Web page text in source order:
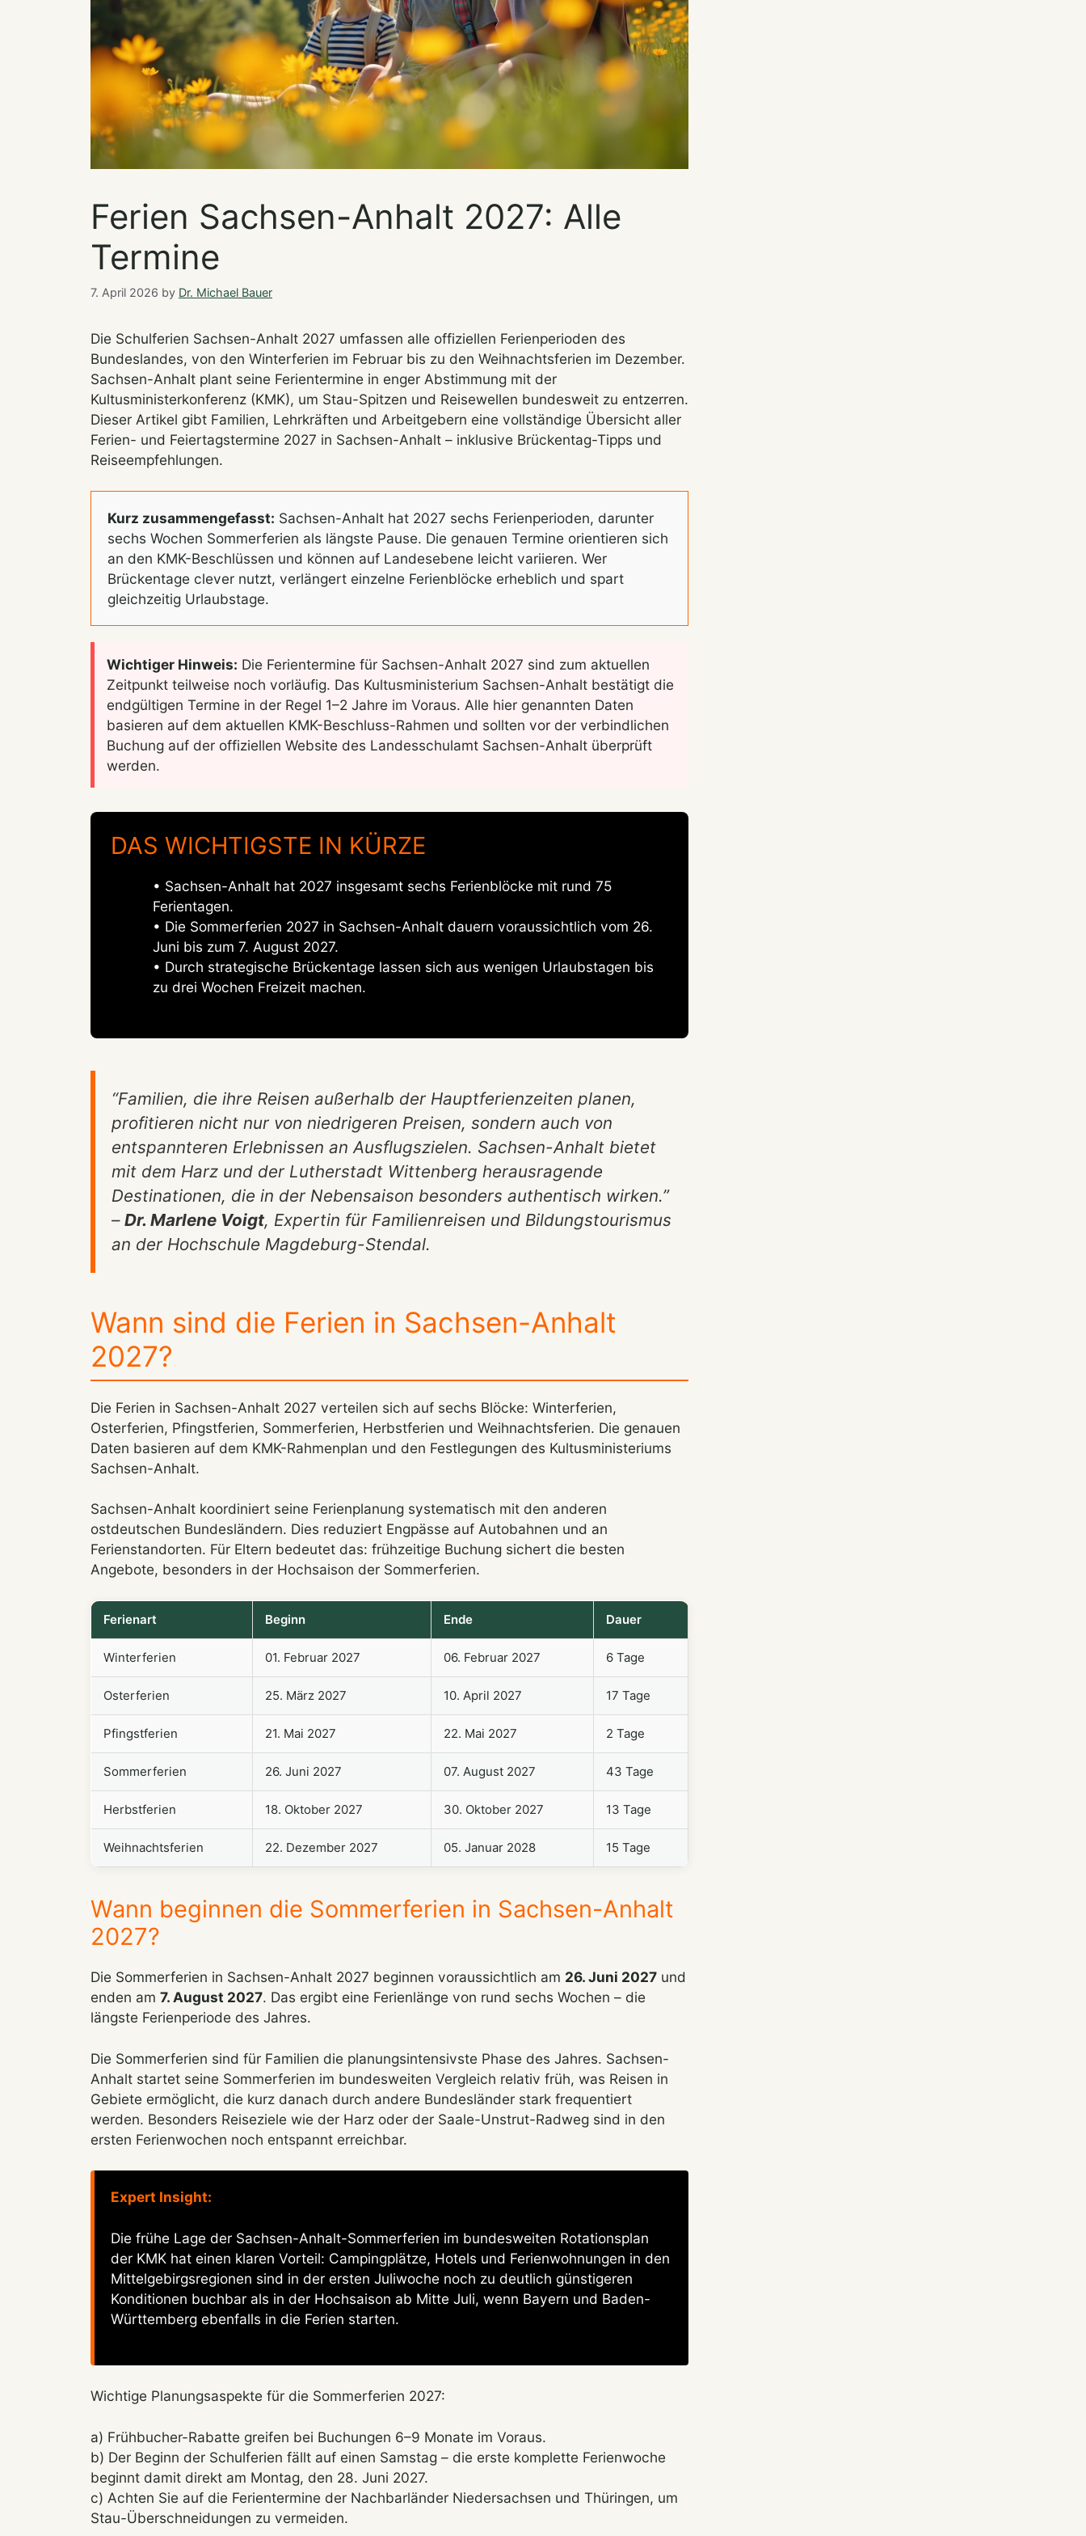
Ferien Sachsen-Anhalt 2027: Alle
Termine
7. April 2026 by Dr. Michael Bauer
Die Schulferien Sachsen-Anhalt 2027 umfassen alle offiziellen Ferienperioden des
Bundeslandes, von den Winterferien im Februar bis zu den Weihnachtsferien im Dezember.
Sachsen-Anhalt plant seine Ferientermine in enger Abstimmung mit der
Kultusministerkonferenz (KMK), um Stau-Spitzen und Reisewellen bundesweit zu entzerren.
Dieser Artikel gibt Familien, Lehrkräften und Arbeitgebern eine vollständige Übersicht aller
Ferien- und Feiertagstermine 2027 in Sachsen-Anhalt – inklusive Brückentag-Tipps und
Reiseempfehlungen.
Kurz zusammengefasst: Sachsen-Anhalt hat 2027 sechs Ferienperioden, darunter
sechs Wochen Sommerferien als längste Pause. Die genauen Termine orientieren sich
an den KMK-Beschlüssen und können auf Landesebene leicht variieren. Wer
Brückentage clever nutzt, verlängert einzelne Ferienblöcke erheblich und spart
gleichzeitig Urlaubstage.
Wichtiger Hinweis: Die Ferientermine für Sachsen-Anhalt 2027 sind zum aktuellen
Zeitpunkt teilweise noch vorläufig. Das Kultusministerium Sachsen-Anhalt bestätigt die
endgültigen Termine in der Regel 1–2 Jahre im Voraus. Alle hier genannten Daten
basieren auf dem aktuellen KMK-Beschluss-Rahmen und sollten vor der verbindlichen
Buchung auf der offiziellen Website des Landesschulamt Sachsen-Anhalt überprüft
werden.
DAS WICHTIGSTE IN KÜRZE
• Sachsen-Anhalt hat 2027 insgesamt sechs Ferienblöcke mit rund 75
Ferientagen.
• Die Sommerferien 2027 in Sachsen-Anhalt dauern voraussichtlich vom 26.
Juni bis zum 7. August 2027.
• Durch strategische Brückentage lassen sich aus wenigen Urlaubstagen bis
zu drei Wochen Freizeit machen.
“Familien, die ihre Reisen außerhalb der Hauptferienzeiten planen,
profitieren nicht nur von niedrigeren Preisen, sondern auch von
entspannteren Erlebnissen an Ausflugszielen. Sachsen-Anhalt bietet
mit dem Harz und der Lutherstadt Wittenberg herausragende
Destinationen, die in der Nebensaison besonders authentisch wirken.”
– Dr. Marlene Voigt, Expertin für Familienreisen und Bildungstourismus
an der Hochschule Magdeburg-Stendal.
Wann sind die Ferien in Sachsen-Anhalt
2027?
Die Ferien in Sachsen-Anhalt 2027 verteilen sich auf sechs Blöcke: Winterferien,
Osterferien, Pfingstferien, Sommerferien, Herbstferien und Weihnachtsferien. Die genauen
Daten basieren auf dem KMK-Rahmenplan und den Festlegungen des Kultusministeriums
Sachsen-Anhalt.
Sachsen-Anhalt koordiniert seine Ferienplanung systematisch mit den anderen
ostdeutschen Bundesländern. Dies reduziert Engpässe auf Autobahnen und an
Ferienstandorten. Für Eltern bedeutet das: frühzeitige Buchung sichert die besten
Angebote, besonders in der Hochsaison der Sommerferien.
Ferienart Beginn Ende Dauer
Winterferien 01. Februar 2027 06. Februar 2027 6 Tage
Osterferien 25. März 2027 10. April 2027 17 Tage
Pfingstferien 21. Mai 2027 22. Mai 2027 2 Tage
Sommerferien 26. Juni 2027 07. August 2027 43 Tage
Herbstferien 18. Oktober 2027 30. Oktober 2027 13 Tage
Weihnachtsferien 22. Dezember 2027 05. Januar 2028 15 Tage
Wann beginnen die Sommerferien in Sachsen-Anhalt
2027?
Die Sommerferien in Sachsen-Anhalt 2027 beginnen voraussichtlich am 26. Juni 2027 und
enden am 7. August 2027. Das ergibt eine Ferienlänge von rund sechs Wochen – die
längste Ferienperiode des Jahres.
Die Sommerferien sind für Familien die planungsintensivste Phase des Jahres. Sachsen-
Anhalt startet seine Sommerferien im bundesweiten Vergleich relativ früh, was Reisen in
Gebiete ermöglicht, die kurz danach durch andere Bundesländer stark frequentiert
werden. Besonders Reiseziele wie der Harz oder der Saale-Unstrut-Radweg sind in den
ersten Ferienwochen noch entspannt erreichbar.
Expert Insight:
Die frühe Lage der Sachsen-Anhalt-Sommerferien im bundesweiten Rotationsplan
der KMK hat einen klaren Vorteil: Campingplätze, Hotels und Ferienwohnungen in den
Mittelgebirgsregionen sind in der ersten Juliwoche noch zu deutlich günstigeren
Konditionen buchbar als in der Hochsaison ab Mitte Juli, wenn Bayern und Baden-
Württemberg ebenfalls in die Ferien starten.
Wichtige Planungsaspekte für die Sommerferien 2027:
a) Frühbucher-Rabatte greifen bei Buchungen 6–9 Monate im Voraus.
b) Der Beginn der Schulferien fällt auf einen Samstag – die erste komplette Ferienwoche
beginnt damit direkt am Montag, den 28. Juni 2027.
c) Achten Sie auf die Ferientermine der Nachbarländer Niedersachsen und Thüringen, um
Stau-Überschneidungen zu vermeiden.